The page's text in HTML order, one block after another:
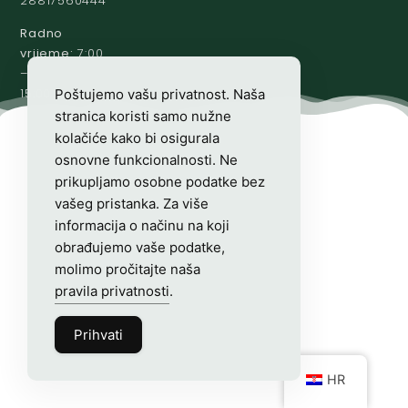
Radno
vrijeme:7:00
–
15:00
Poštujemo vašu privatnost. Naša
stranica koristi samo nužne
kolačiće kako bi osigurala
osnovne funkcionalnosti. Ne
prikupljamo osobne podatke bez
vašeg pristanka. Za više
informacija o načinu na koji
obrađujemo vaše podatke,
molimo pročitajte naša
pravila privatnosti.
Prihvati
HR